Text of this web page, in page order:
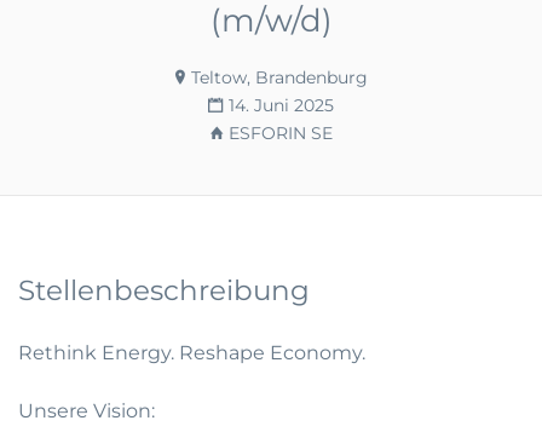
(m/w/d)
Teltow, Brandenburg
14. Juni 2025
ESFORIN SE
Stellenbeschreibung
Rethink Energy. Reshape Economy.
Unsere Vision: